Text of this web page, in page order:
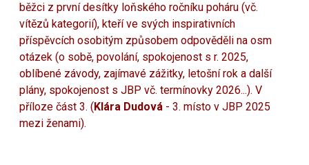
běžci z první desítky loňského ročníku poháru (vč.
vítězů kategorií), kteří ve svých inspirativních
příspěvcích osobitým způsobem odpověděli na osm
otázek (o sobě, povolání, spokojenost s r. 2025,
oblíbené závody, zajímavé zážitky, letošní rok a další
plány, spokojenost s JBP vč. termínovky 2026...). V
příloze část 3. ( Klára Dudová - 3. místo v JBP 2025
mezi ženami).